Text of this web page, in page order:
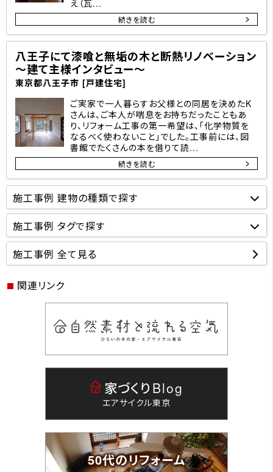
え（瓦...
続きを読む
八王子にて漆喰と無垢の木と断熱リノベーション
～建て主様インタビュー～
東京都八王子市 [戸建住宅]
ご実家で一人暮らすお父様との同居を決めたK
さんは、ご本人が喘息をお持ちだったこともあ
り、リフォーム工事の第一希望は、「化学物質を
なるべく使わないこと」でした。工事前には、図
書館でたくさんの本を借りて読...
続きを読む
施工事例 建物の種類で探す
施工事例 タグで探す
施工事例 全て見る
関連リンク
家づくり Blog
エアサイクル東京
50代のリフォーム